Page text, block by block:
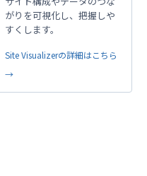
がりを可視化し、把握しや
すくします。
Site Visualizerの詳細はこちら
→